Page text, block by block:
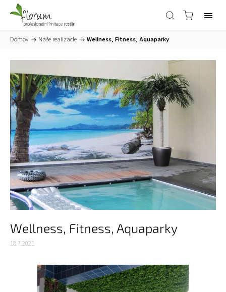
Domov / Naše realizacie / Wellness, Fitness, Aquaparky
Wellness, Fitness, Aquaparky
18.7.2021